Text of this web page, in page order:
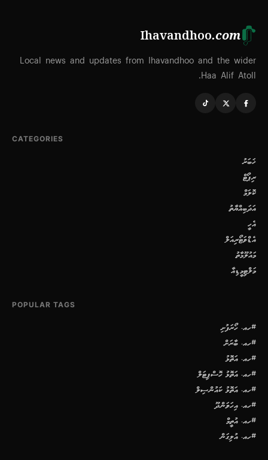
Ihavandhoo.com
Local news and updates from Ihavandhoo and the wider
Haa Alif Atoll.
CATEGORIES
ޚަބަރު
ރިޕޯޓް
ކޮލަމް
އަދަބިއްޔާތު
އެހީ
އެޑްވަޓޯރިއަލް
މައުލޫމާތު
މަލްޓިމީޑިއާ
POPULAR TAGS
#ހއ. ހޯރަފުށި
#ހއ. ބާރަށް
#ހއ. އަތޮޅު
#ހއ. އަތޮޅު ހޮސްޕިޓަލް
#ހއ. އަތޮޅު ކައުންސިލް
#ހއ. އިހަވަންދޫ
#ހއ. އުތީމް
#ހއ. އުލިގަން